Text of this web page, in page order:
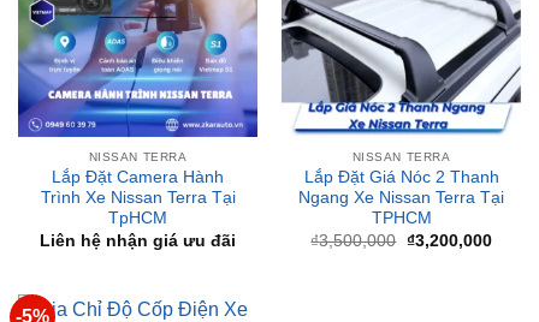
NISSAN TERRA
Lắp Đặt Camera Hành
Trình Xe Nissan Terra Tại
TpHCM
Liên hệ nhận giá ưu đãi
NISSAN TERRA
Lắp Đặt Giá Nóc 2 Thanh
Ngang Xe Nissan Terra Tại
TPHCM
₫3,500,000 Giá
gốc
là:
₫3,500,000.
₫3,200,000 Giá
hiện
tại
NISSAN TERRA